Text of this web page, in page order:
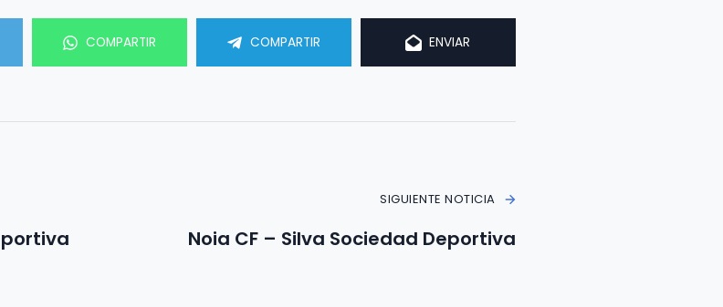
COMPARTIR COMPARTIR ENVIAR
SIGUIENTE NOTICIA
Noia CF – Silva Sociedad Deportiva